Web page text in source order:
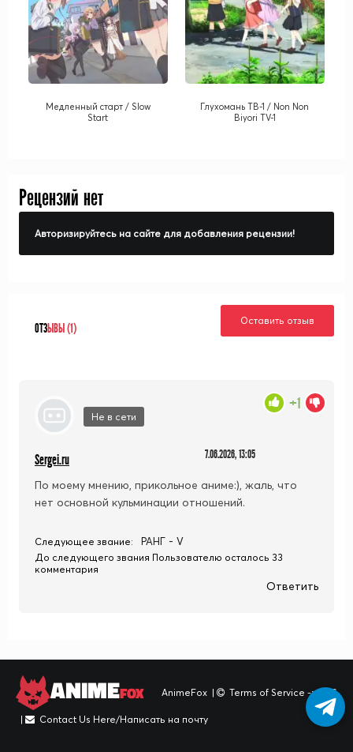
Медленный старт / Slow
Start
Глухомань ТВ-1 / Non Non
Biyori TV-1
Рецензий нет
Авторизируйтесь на сайте для добавления рецензии!
ОТЗЫВЫ (1)
Оставить отзыв
Не в сети
Sergei.ru 7.06.2026, 13:05
По моему мнению, прикольное аниме:), жаль, что
нет основной кульминации отношений.
+1
Следующее звание: РАНГ - V
До следующего звания Пользователю осталось 33
комментария
Ответить
ANIMEFOX AnimeFox | Terms of Service -> TOS
| Contact Us Here/Написать на почту